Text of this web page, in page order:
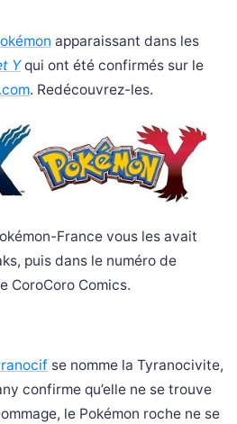
apparaissant dans les
Yqui ont été confirmés sur le
. Redécouvrez-les.
France vous les avait
puis dans le numéro de
CoroCoro Comics.
se nomme la Tyranocivite,
confirme qu’elle ne se trouve
le Pokémon roche ne se